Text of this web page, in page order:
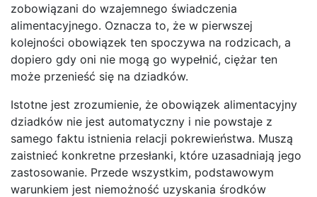
zobowiązani do wzajemnego świadczenia
alimentacyjnego. Oznacza to, że w pierwszej
kolejności obowiązek ten spoczywa na rodzicach, a
dopiero gdy oni nie mogą go wypełnić, ciężar ten
może przenieść się na dziadków.
Istotne jest zrozumienie, że obowiązek alimentacyjny
dziadków nie jest automatyczny i nie powstaje z
samego faktu istnienia relacji pokrewieństwa. Muszą
zaistnieć konkretne przesłanki, które uzasadniają jego
zastosowanie. Przede wszystkim, podstawowym
warunkiem jest niemożność uzyskania środków